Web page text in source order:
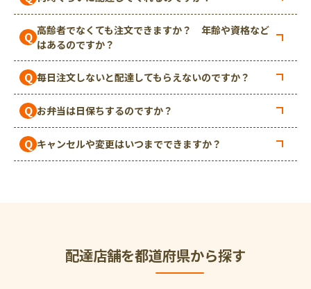
Q 高齢者でなくても注文できますか？ 年齢や資格など
はあるのですか？
Q 毎日注文しないと配達してもらえないのですか？
Q お弁当は日保ちするのですか？
Q キャンセルや変更はいつまでできますか？
配達店舗を都道府県から探す